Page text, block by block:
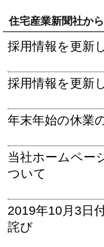
住宅産業新聞社か
採用情報を更新
採用情報を更新
年末年始の休業
当社ホームペー
ついて
2019年10月3日
詫び